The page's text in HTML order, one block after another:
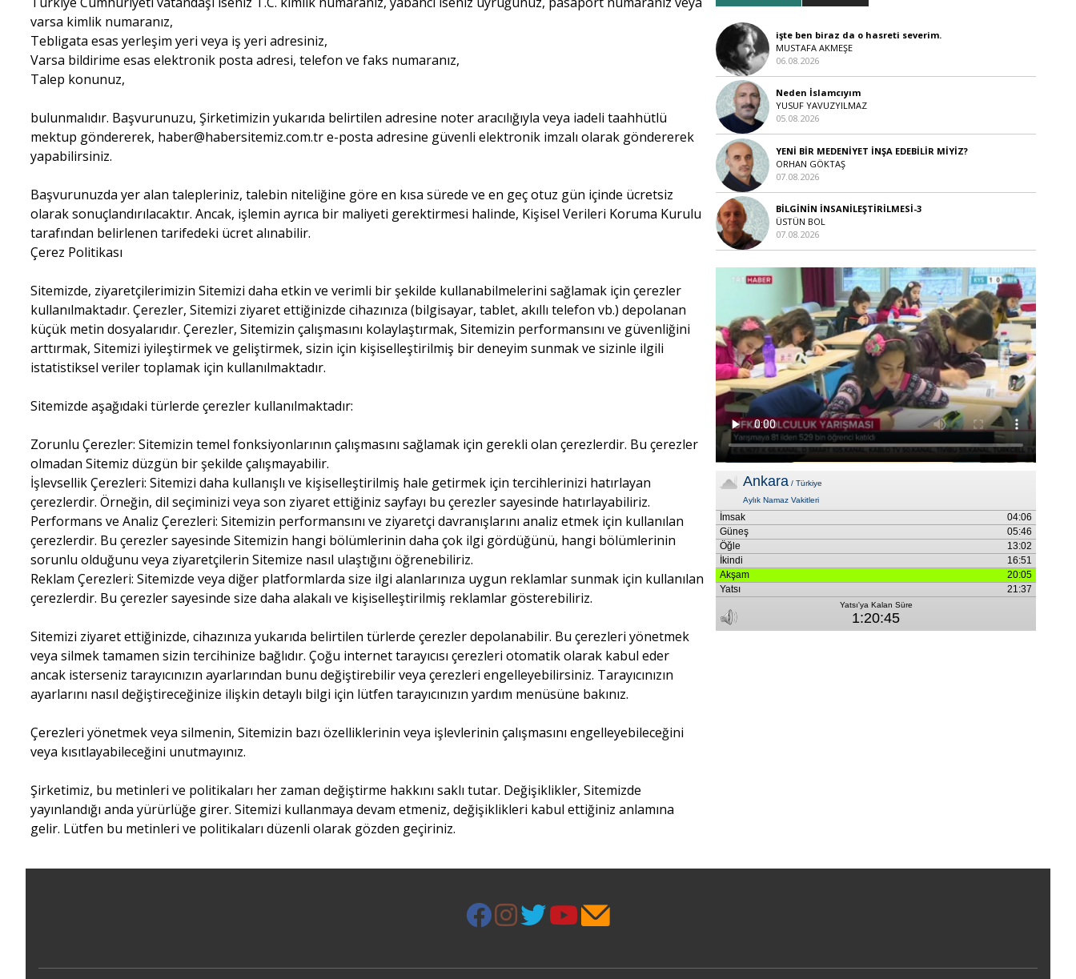
varsa kimlik numaranız,
Tebligata esas yerleşim yeri veya iş yeri adresiniz,
Varsa bildirime esas elektronik posta adresi, telefon ve faks numaranız,
Talep konunuz,
bulunmalıdır. Başvurunuzu, Şirketimizin yukarıda belirtilen adresine noter aracılığıyla veya iadeli taahhütlü
mektup göndererek, haber@habersitemiz.com.tr e-posta adresine güvenli elektronik imzalı olarak göndererek
yapabilirsiniz.
Başvurunuzda yer alan talepleriniz, talebin niteliğine göre en kısa sürede ve en geç otuz gün içinde ücretsiz
olarak sonuçlandırılacaktır. Ancak, işlemin ayrıca bir maliyeti gerektirmesi halinde, Kişisel Verileri Koruma Kurulu
tarafından belirlenen tarifedeki ücret alınabilir.
Çerez Politikası
Sitemizde, ziyaretçilerimizin Sitemizi daha etkin ve verimli bir şekilde kullanabilmelerini sağlamak için çerezler
kullanılmaktadır. Çerezler, Sitemizi ziyaret ettiğinizde cihazınıza (bilgisayar, tablet, akıllı telefon vb.) depolanan
küçük metin dosyalarıdır. Çerezler, Sitemizin çalışmasını kolaylaştırmak, Sitemizin performansını ve güvenliğini
arttırmak, Sitemizi iyileştirmek ve geliştirmek, sizin için kişiselleştirilmiş bir deneyim sunmak ve sizinle ilgili
istatistiksel veriler toplamak için kullanılmaktadır.
Sitemizde aşağıdaki türlerde çerezler kullanılmaktadır:
Zorunlu Çerezler: Sitemizin temel fonksiyonlarının çalışmasını sağlamak için gerekli olan çerezlerdir. Bu çerezler
olmadan Sitemiz düzgün bir şekilde çalışmayabilir.
İşlevsellik Çerezleri: Sitemizi daha kullanışlı ve kişiselleştirilmiş hale getirmek için tercihlerinizi hatırlayan
çerezlerdir. Örneğin, dil seçiminizi veya son ziyaret ettiğiniz sayfayı bu çerezler sayesinde hatırlayabiliriz.
Performans ve Analiz Çerezleri: Sitemizin performansını ve ziyaretçi davranışlarını analiz etmek için kullanılan
çerezlerdir. Bu çerezler sayesinde Sitemizin hangi bölümlerinin daha çok ilgi gördüğünü, hangi bölümlerinin
sorunlu olduğunu veya ziyaretçilerin Sitemize nasıl ulaştığını öğrenebiliriz.
Reklam Çerezleri: Sitemizde veya diğer platformlarda size ilgi alanlarınıza uygun reklamlar sunmak için kullanılan
çerezlerdir. Bu çerezler sayesinde size daha alakalı ve kişiselleştirilmiş reklamlar gösterebiliriz.
Sitemizi ziyaret ettiğinizde, cihazınıza yukarıda belirtilen türlerde çerezler depolanabilir. Bu çerezleri yönetmek
veya silmek tamamen sizin tercihinize bağlıdır. Çoğu internet tarayıcısı çerezleri otomatik olarak kabul eder
ancak isterseniz tarayıcınızın ayarlarından bunu değiştirebilir veya çerezleri engelleyebilirsiniz. Tarayıcınızın
ayarlarını nasıl değiştireceğinize ilişkin detaylı bilgi için lütfen tarayıcınızın yardım menüsüne bakınız.
Çerezleri yönetmek veya silmenin, Sitemizin bazı özelliklerinin veya işlevlerinin çalışmasını engelleyebileceğini
veya kısıtlayabileceğini unutmayınız.
Şirketimiz, bu metinleri ve politikaları her zaman değiştirme hakkını saklı tutar. Değişiklikler, Sitemizde
yayınlandığı anda yürürlüğe girer. Sitemizi kullanmaya devam etmeniz, değişiklikleri kabul ettiğiniz anlamına
gelir. Lütfen bu metinleri ve politikaları düzenli olarak gözden geçiriniz.
işte ben biraz da o hasreti severim.
MUSTAFA AKMEŞE
06.08.2026
Neden İslamcıyım
YUSUF YAVUZYILMAZ
05.08.2026
YENİ BİR MEDENİYET İNŞA EDEBİLİR MİYİZ?
ORHAN GÖKTAŞ
07.08.2026
BİLGİNİN İNSANİLEŞTİRİLMESİ-3
ÜSTÜN BOL
07.08.2026